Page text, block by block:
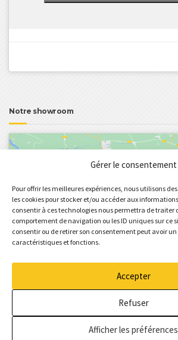
Gérer le consentement
Pour offrir les meilleures expériences, nous utilisons
les cookies pour stocker et/ou accéder aux
consentir à ces technologies nous permettra de traiter
comportement de navigation ou les ID uniques sur ce
consentir ou de retirer son consentement peut avoir
caractéristiques et fonctions.
Accepter
Refuser
Afficher les préférences
Notre showroom
Cliquez pour accepter les cookies
et activer ce contenu